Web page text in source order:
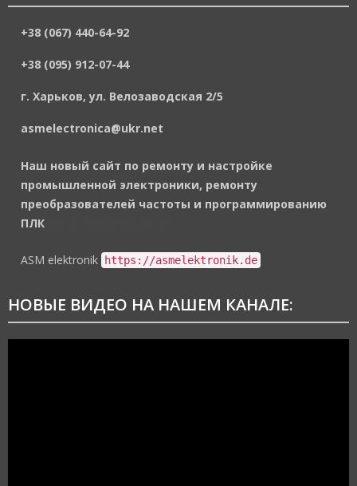
+38 (067) 440-64-92
+38 (095) 912-07-44
г. Харьков, ул. Велозаводская 2/5
asmelectronica@ukr.net
Наш новый сайт по ремонту и настройке
промышленной электроники, ремонту
преобразователей частоты и программированию
ПЛК
ASM elektronik https://asmelektronik.de
НОВЫЕ ВИДЕО НА НАШЕМ КАНАЛЕ: